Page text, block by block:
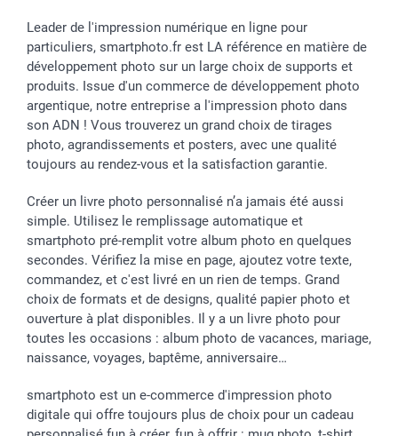
Leader de l'impression numérique en ligne pour
particuliers, smartphoto.fr est LA référence en matière de
développement photo sur un large choix de supports et
produits. Issue d'un commerce de développement photo
argentique, notre entreprise a l'impression photo dans
son ADN ! Vous trouverez un grand choix de tirages
photo, agrandissements et posters, avec une qualité
toujours au rendez-vous et la satisfaction garantie.
Créer un livre photo personnalisé n’a jamais été aussi
simple. Utilisez le remplissage automatique et
smartphoto pré-remplit votre album photo en quelques
secondes. Vérifiez la mise en page, ajoutez votre texte,
commandez, et c'est livré en un rien de temps. Grand
choix de formats et de designs, qualité papier photo et
ouverture à plat disponibles. Il y a un livre photo pour
toutes les occasions : album photo de vacances, mariage,
naissance, voyages, baptême, anniversaire…
smartphoto est un e-commerce d'impression photo
digitale qui offre toujours plus de choix pour un cadeau